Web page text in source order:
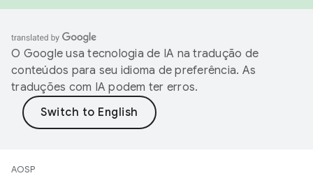
O Google usa tecnologia de IA na tradução de
conteúdos para seu idioma de preferência. As
traduções com IA podem ter erros.
AOSP